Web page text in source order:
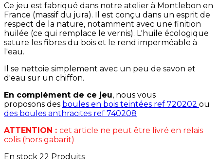
Ce jeu est fabriqué dans notre atelier à Montlebon en
France (massif du jura). Il est conçu dans un esprit de
respect de la nature, notamment avec une finition
huilée (ce qui remplace le vernis). L'huile écologique
sature les fibres du bois et le rend imperméable à
l'eau.
Il se nettoie simplement avec un peu de savon et
d'eau sur un chiffon.
En complément de ce jeu, nous vous
proposons des boules en bois teintées ref 720202 ou
des boules anthracites ref 740208
ATTENTION : cet article ne peut être livré en relais
colis (hors gabarit)
En stock 22 Produits